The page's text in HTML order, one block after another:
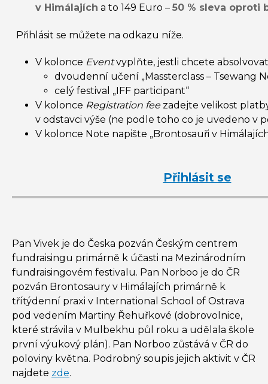
v Himálajích a to 149 Euro –50 % sleva oproti
Přihlásit se můžete na odkazu níže.
V kolonce Eventvyplňte, jestli chcete
dvoudenní učení „Massterclass – Tsewang
celý festival „IFF participant“
V kolonce Registration feezadejte velikost
v odstavci výše (ne podle toho co je uvedeno v
V kolonce Note napište „Brontosauři v
Přihlásit se
Pan Vivek je do Česka pozván Českým centrem
fundraisingu primárně k účasti na Mezinárodním
fundraisingovém festivalu. Pan Norboo je do ČR
pozván Brontosaury v Himálajích primárně k
třítýdenní praxi v International School of Ostrava
pod vedením Martiny Řehuřkové (dobrovolnice,
které strávila v Mulbekhu půl roku a udělala škole
první výukový plán). Pan Norboo zůstává v ČR do
poloviny května. Podrobný soupis jejich aktivit v ČR
najdete zde.